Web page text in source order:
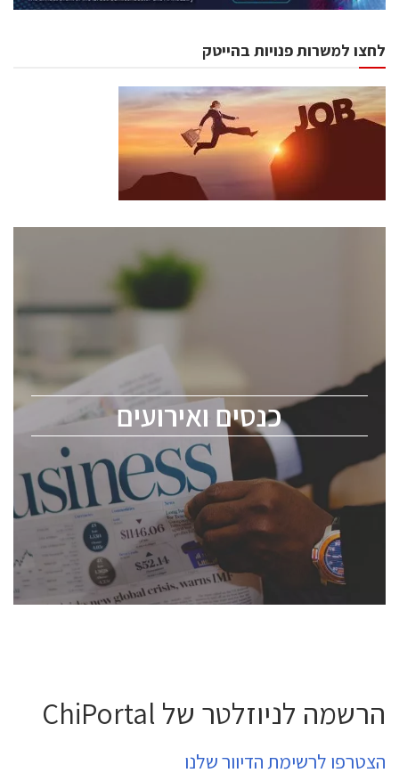
לחצו למשרות פנויות בהייטק
כנסים ואירועים
כנסים ואירועים
לכל העוסקים בתעשיית הסמיקונדקטור כולל מהנדסים,
ChipEx2026 will be held on May 12-13, 2026. The
conference is intended for everyone involved in the
semiconductor industry, including engineers,
professional experts, and senior executives.
לחץ לפרטים
הרשמה לניוזלטר של ChiPortal
הצטרפו לרשימת הדיוור שלנו